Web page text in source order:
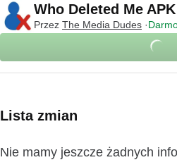
Who Deleted Me APK
Przez The Media Dudes
Lista zmian
Nie mamy jeszcze żadnych